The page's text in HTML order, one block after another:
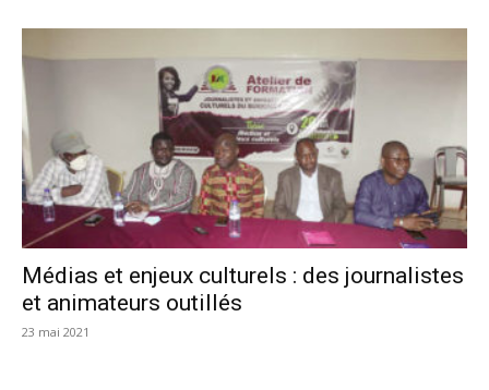
Médias et enjeux culturels : des journalistes
et animateurs outillés
23 mai 2021